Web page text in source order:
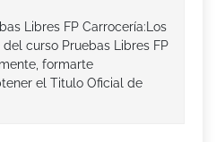
Libres FP Carrocería:Los
curso Pruebas Libres FP
formarte
el Titulo Oficial de